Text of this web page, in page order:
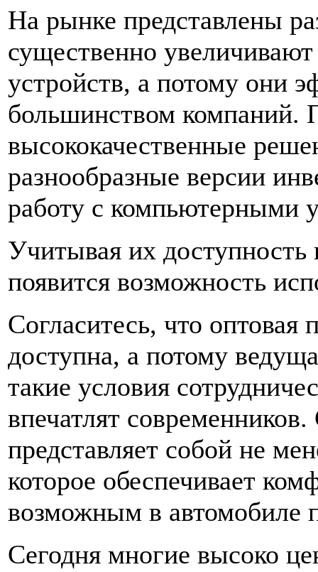
На рынке представлены
существенно
устройств, а потому они
большинством компаний.
высококачественные
разнообразные версии
работу с компьютерными
Учитывая их доступность
появится возможность
Согласитесь, что оптовая
доступна, а потому
такие условия
впечатлят
представляет собой не
которое обеспечивает
возможным в автомобиле
Сегодня многие высоко